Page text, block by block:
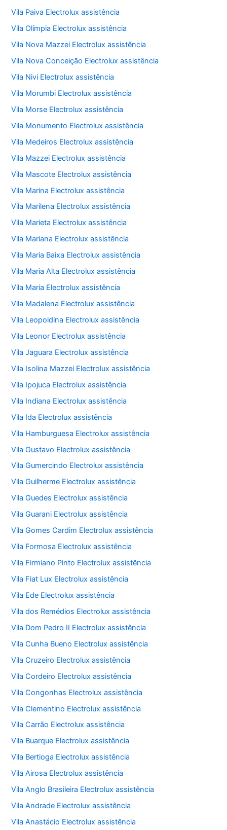
Vila Paiva Electrolux assistência
Vila Olímpia Electrolux assistência
Vila Nova Mazzei Electrolux assistência
Vila Nova Conceição Electrolux assistência
Vila Nivi Electrolux assistência
Vila Morumbi Electrolux assistência
Vila Morse Electrolux assistência
Vila Monumento Electrolux assistência
Vila Medeiros Electrolux assistência
Vila Mazzei Electrolux assistência
Vila Mascote Electrolux assistência
Vila Marina Electrolux assistência
Vila Marilena Electrolux assistência
Vila Marieta Electrolux assistência
Vila Mariana Electrolux assistência
Vila Maria Baixa Electrolux assistência
Vila Maria Alta Electrolux assistência
Vila Maria Electrolux assistência
Vila Madalena Electrolux assistência
Vila Leopoldina Electrolux assistência
Vila Leonor Electrolux assistência
Vila Jaguara Electrolux assistência
Vila Isolina Mazzei Electrolux assistência
Vila Ipojuca Electrolux assistência
Vila Indiana Electrolux assistência
Vila Ida Electrolux assistência
Vila Hamburguesa Electrolux assistência
Vila Gustavo Electrolux assistência
Vila Gumercindo Electrolux assistência
Vila Guilherme Electrolux assistência
Vila Guedes Electrolux assistência
Vila Guarani Electrolux assistência
Vila Gomes Cardim Electrolux assistência
Vila Formosa Electrolux assistência
Vila Firmiano Pinto Electrolux assistência
Vila Fiat Lux Electrolux assistência
Vila Ede Electrolux assistência
Vila dos Remédios Electrolux assistência
Vila Dom Pedro II Electrolux assistência
Vila Cunha Bueno Electrolux assistência
Vila Cruzeiro Electrolux assistência
Vila Cordeiro Electrolux assistência
Vila Congonhas Electrolux assistência
Vila Clementino Electrolux assistência
Vila Carrão Electrolux assistência
Vila Buarque Electrolux assistência
Vila Bertioga Electrolux assistência
Vila Airosa Electrolux assistência
Vila Anglo Brasileira Electrolux assistência
Vila Andrade Electrolux assistência
Vila Anastácio Electrolux assistência